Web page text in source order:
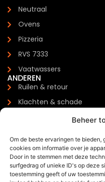
Beheer
Om de beste ervaringen te
cookies om informatie over je
Door in te stemmen met deze
surfgedrag of unieke ID's op deze
toestemming geeft of uw
Neutraal
Ovens
Pizzeria
RVS 7333
Vaatwassers
ANDEREN
Ruilen & retour
Klachten & schade
Meest gestelde vragen
CONTACTGEGEVENS
Zilverenberg 34, 5234
+31 085 - 06 00 126